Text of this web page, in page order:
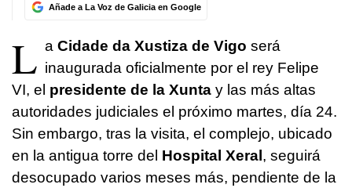
Añade a La Voz de Galicia en Google
L a Cidade da Xustiza de Vigo será
inaugurada oficialmente por el rey Felipe
VI, el presidente de la Xunta y las más altas
autoridades judiciales el próximo martes, día 24.
Sin embargo, tras la visita, el complejo, ubicado
en la antigua torre del Hospital Xeral, seguirá
desocupado varios meses más, pendiente de la